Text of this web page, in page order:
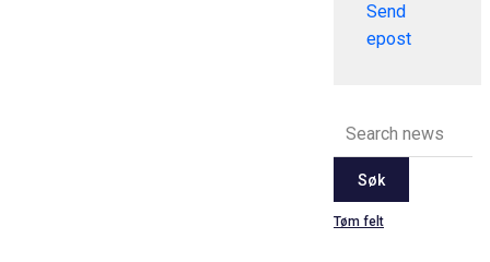
Send
epost
Søk
Tøm felt